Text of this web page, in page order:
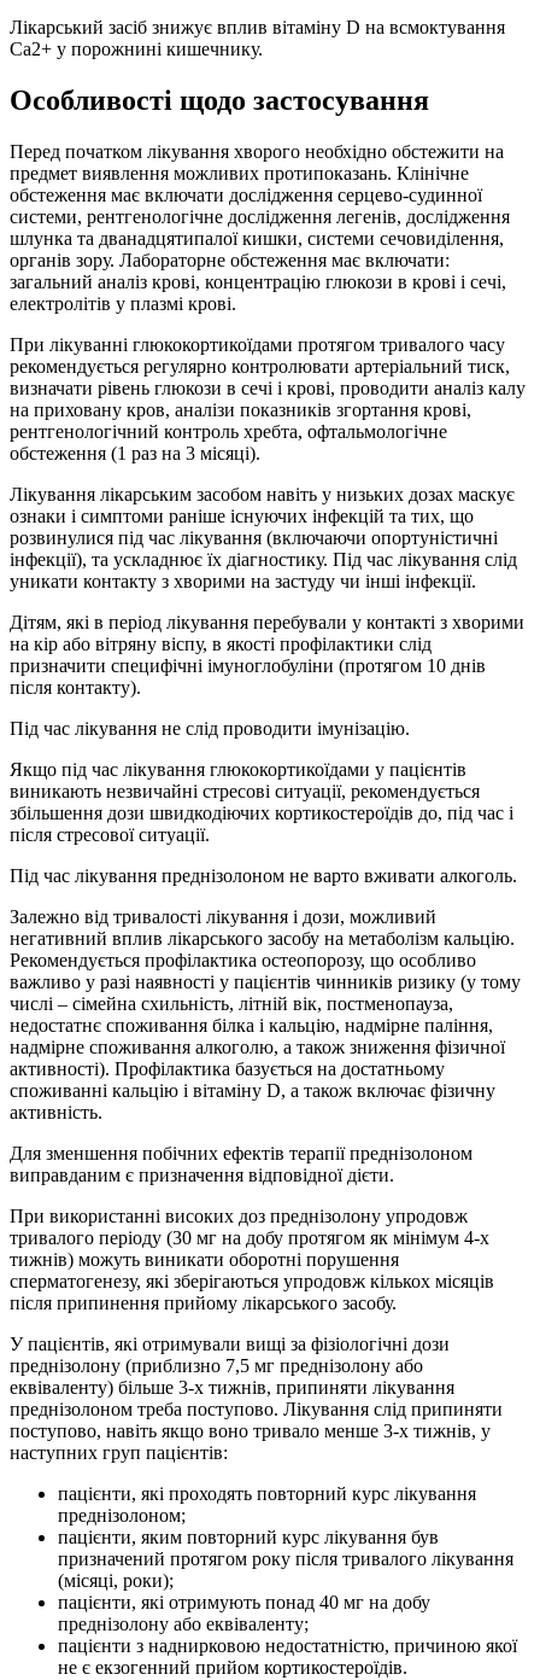
Лікарський засіб знижує вплив вітаміну D на всмоктування
Ca2+ у порожнині кишечнику.
Особливості щодо застосування
Перед початком лікування хворого необхідно обстежити на
предмет виявлення можливих протипоказань. Клінічне
обстеження має включати дослідження серцево-судинної
системи, рентгенологічне дослідження легенів, дослідження
шлунка та дванадцятипалої кишки, системи сечовиділення,
органів зору. Лабораторне обстеження має включати:
загальний аналіз крові, концентрацію глюкози в крові і сечі,
електролітів у плазмі крові.
При лікуванні глюкокортикоїдами протягом тривалого часу
рекомендується регулярно контролювати артеріальний тиск,
визначати рівень глюкози в сечі і крові, проводити аналіз калу
на приховану кров, аналізи показників згортання крові,
рентгенологічний контроль хребта, офтальмологічне
обстеження (1 раз на 3 місяці).
Лікування лікарським засобом навіть у низьких дозах маскує
ознаки і симптоми раніше існуючих інфекцій та тих, що
розвинулися під час лікування (включаючи опортуністичні
інфекції), та ускладнює їх діагностику. Під час лікування слід
уникати контакту з хворими на застуду чи інші інфекції.
Дітям, які в період лікування перебували у контакті з хворими
на кір або вітряну віспу, в якості профілактики слід
призначити специфічні імуноглобуліни (протягом 10 днів
після контакту).
Під час лікування не слід проводити імунізацію.
Якщо під час лікування глюкокортикоїдами у пацієнтів
виникають незвичайні стресові ситуації, рекомендується
збільшення дози швидкодіючих кортикостероїдів до, під час і
після стресової ситуації.
Під час лікування преднізолоном не варто вживати алкоголь.
Залежно від тривалості лікування і дози, можливий
негативний вплив лікарського засобу на метаболізм кальцію.
Рекомендується профілактика остеопорозу, що особливо
важливо у разі наявності у пацієнтів чинників ризику (у тому
числі – сімейна схильність, літній вік, постменопауза,
недостатнє споживання білка і кальцію, надмірне паління,
надмірне споживання алкоголю, а також зниження фізичної
активності). Профілактика базується на достатньому
споживанні кальцію і вітаміну D, а також включає фізичну
активність.
Для зменшення побічних ефектів терапії преднізолоном
виправданим є призначення відповідної дієти.
При використанні високих доз преднізолону упродовж
тривалого періоду (30 мг на добу протягом як мінімум 4-х
тижнів) можуть виникати оборотні порушення
сперматогенезу, які зберігаються упродовж кількох місяців
після припинення прийому лікарського засобу.
У пацієнтів, які отримували вищі за фізіологічні дози
преднізолону (приблизно 7,5 мг преднізолону або
еквіваленту) більше 3-х тижнів, припиняти лікування
преднізолоном треба поступово. Лікування слід припиняти
поступово, навіть якщо воно тривало менше 3-х тижнів, у
наступних груп пацієнтів:
пацієнти, які проходять повторний курс лікування
преднізолоном;
пацієнти, яким повторний курс лікування був
призначений протягом року після тривалого лікування
(місяці, роки);
пацієнти, які отримують понад 40 мг на добу
преднізолону або еквіваленту;
пацієнти з наднирковою недостатністю, причиною якої
не є екзогенний прийом кортикостероїдів.